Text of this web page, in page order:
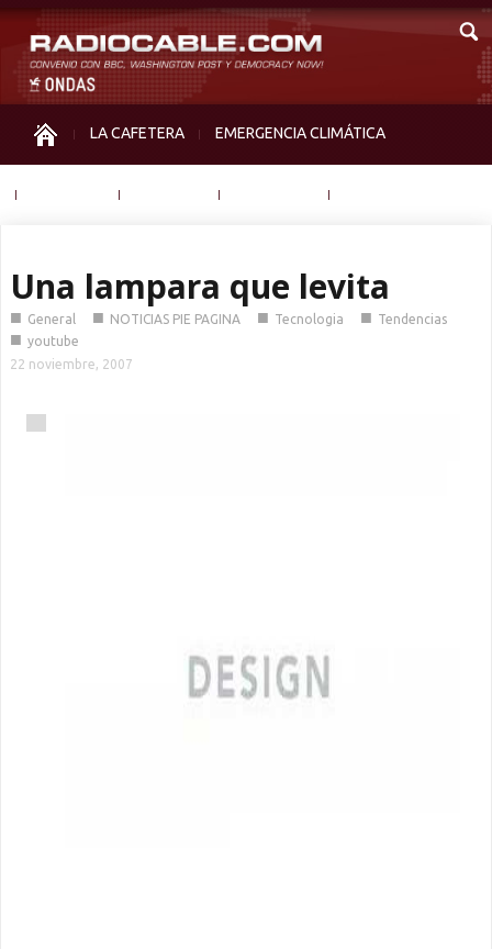
LA CAFETERA EMERGENCIA CLIMÁTICA
Una lampara que levita
■ General ■ NOTICIAS PIE PAGINA ■ Tecnologia ■ Tendencias
■ youtube
22 noviembre, 2007